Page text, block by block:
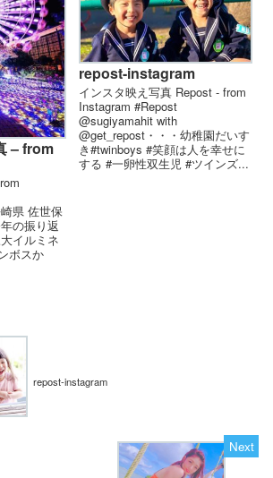
– from
県 佐世保
の振り返
イルミネ
ボスか
repost-instagram
インスタ映え写真 Repost - from
Instagram #Repost
@sugiyamahit with
@get_repost・・・幼稚園だいす
き#twinboys #笑顔は人を幸せに
する #一卵性双生児 #ツインズ...
repost-instagram